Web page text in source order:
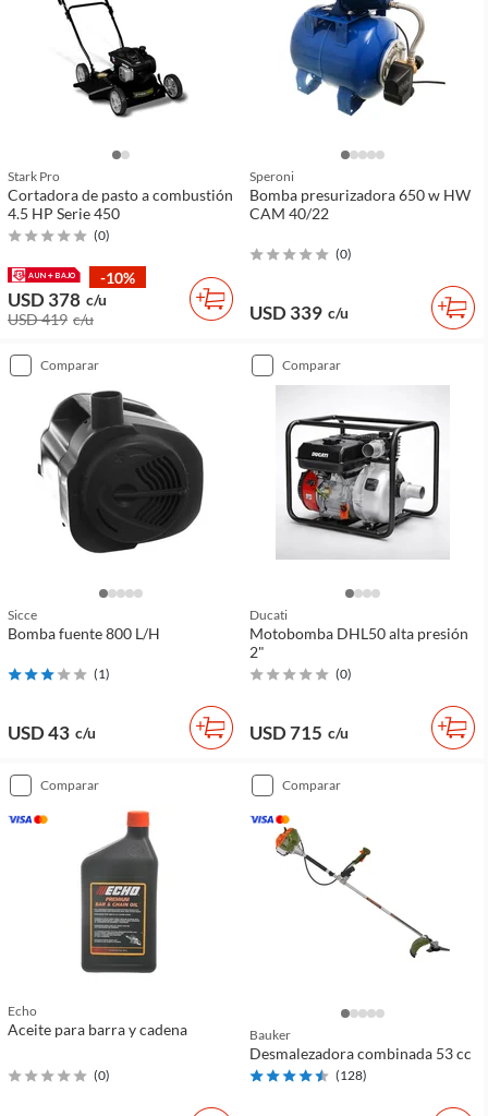
Stark Pro
Cortadora de pasto a combustión
4.5 HP Serie 450
(0)
-10%
USD 378 c/u
USD 419 c/u
Speroni
Bomba presurizadora 650 w HW
CAM 40/22
(0)
USD 339 c/u
comparar
Sicce
Bomba fuente 800 L/H
(1)
USD 43 c/u
comparar
Ducati
Motobomba DHL50 alta presión
2"
(0)
USD 715 c/u
comparar
Echo
Aceite para barra y cadena
(0)
comparar
Bauker
Desmalezadora combinada 53 cc
(128)